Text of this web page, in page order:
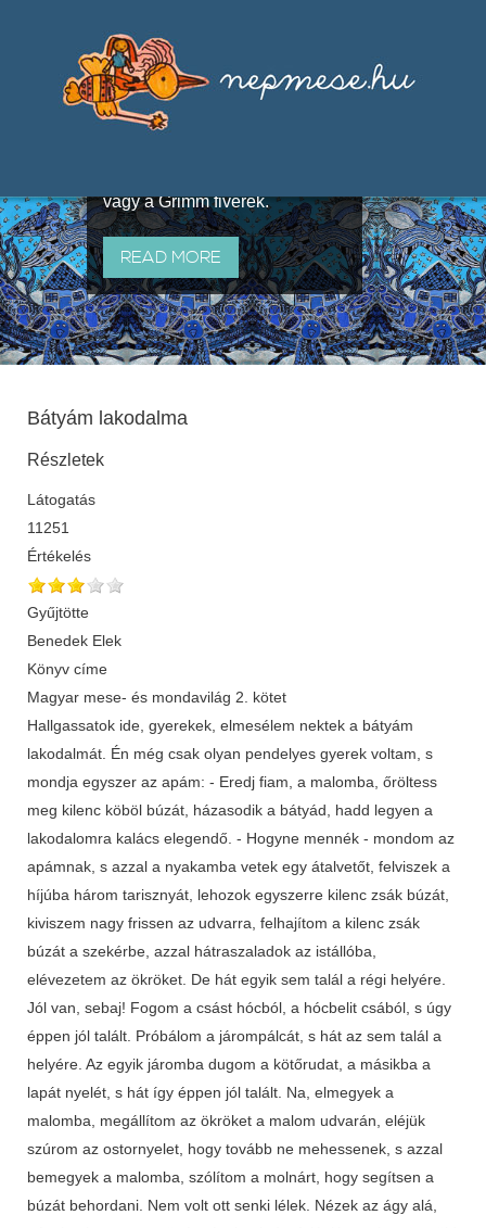
útján terjedő elbeszélésekből,
melyeket olyan ismert gyűjtők
állítottak össze, mint Benedek
vagy a Grimm fivérek.
READ MORE
Bátyám lakodalma
Részletek
Látogatás
11251
Értékelés
Gyűjtötte
Benedek Elek
Könyv címe
Magyar mese- és mondavilág 2. kötet
Hallgassatok ide, gyerekek, elmesélem nektek a bátyám
lakodalmát. Én még csak olyan pendelyes gyerek voltam, s
mondja egyszer az apám: - Eredj fiam, a malomba, őröltess
meg kilenc köböl búzát, házasodik a bátyád, hadd legyen a
lakodalomra kalács elegendő. - Hogyne mennék - mondom az
apámnak, s azzal a nyakamba vetek egy átalvetőt, felviszek a
híjúba három tarisznyát, lehozok egyszerre kilenc zsák búzát,
kiviszem nagy frissen az udvarra, felhajítom a kilenc zsák
búzát a szekérbe, azzal hátraszaladok az istállóba,
elévezetem az ökröket. De hát egyik sem talál a régi helyére.
Jól van, sebaj! Fogom a csást hócból, a hócbelit csából, s úgy
éppen jól talált. Próbálom a járompálcát, s hát az sem talál a
helyére. Az egyik járomba dugom a kötőrudat, a másikba a
lapát nyelét, s hát így éppen jól talált. Na, elmegyek a
malomba, megállítom az ökröket a malom udvarán, eléjük
szúrom az ostornyelet, hogy tovább ne mehessenek, s azzal
bemegyek a malomba, szólítom a molnárt, hogy segítsen a
búzát behordani. Nem volt ott senki lélek. Nézek az ágy alá,